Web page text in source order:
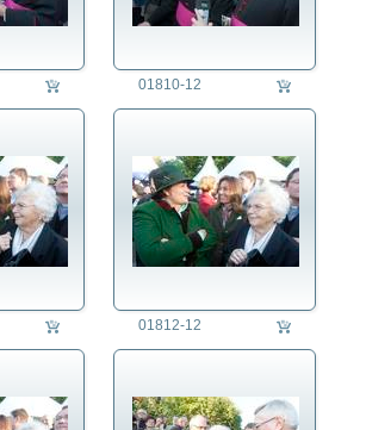
01810-12
01812-12